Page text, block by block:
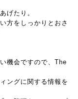
げたり。
方をしっかりとおさ
機会ですので、The
ングに関する情報を